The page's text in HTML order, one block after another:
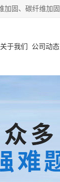
关于我们 公司动态